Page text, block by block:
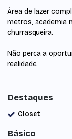
Área de lazer
metros, academia
churrasqueira.
Não perca a
realidade.
Destaques
Closet
Básico